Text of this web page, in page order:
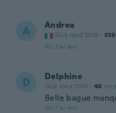
A Andrea
Gick med 2018 · 359
för 7 år sen
D Delphine
Gick med 2016 · 40
Belle bague
för 7 år sen